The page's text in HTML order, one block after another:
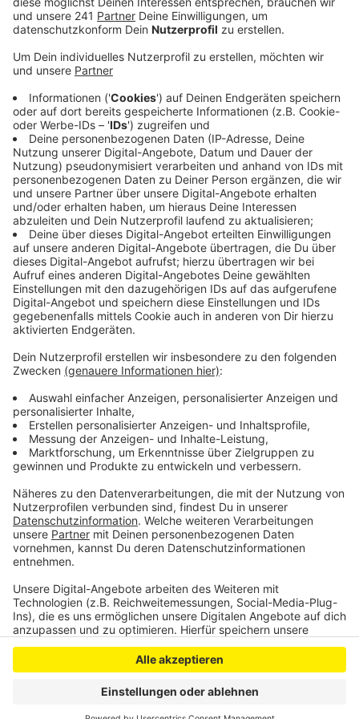
Anzeige
Dorfgemeinschaftshaus und der Neubau des
Feuerwehrgerätehauses.
Veröffentlicht:Freitag, 09.06.2023 06:44
Anzeige
Der Dahlemer Bürgermeister dankt dabei allen
Beteiligten: Und besonders den Menschen aus
Kronenburg, die dabei tausende ehrenamtliche
Arbeitsstunden geleistet hätten.
Die Kosten für das Doppelprojekt liegen bei insgesamt
2,2 Millionen Euro, es gab eine Landesförderung für
das Dorfgemeinschaftshaus von 250.000 Euro und
knapp 1 Million Euro Förderung für das Feuerwehrhaus.
Freitagabend wird die Feuerwehr feierlich in ihren
Neubau einziehen. Am Sonntag wird dann um 13 Uhr die
offizielle Einweihung der Alten Schule als
Dorfgemeinschaftshaus und des Feuerwehrhauses in
Kronenburg gefeiert.
Anzeige